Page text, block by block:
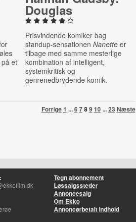
et
Douglas
Prisvindende komiker bag
standup-sensationen Nanetteer
tilbage med samme mesterlige
kombination af intelligent,
systemkritisk og
genrenedbrydende komik.
Forrige1 ...678910...23 Næste
Tegn abonnement
Løssalgssteder
Annoncesalg
Om Ekko
Annoncørbetalt indhold